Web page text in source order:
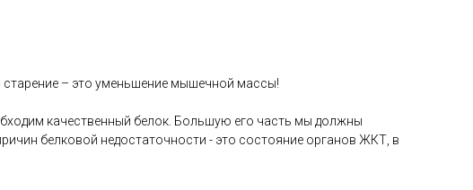
– это уменьшение мышечной массы!
качественный белок. Большую его часть мы должны
белковой недостаточности - это состояние органов ЖКТ, в